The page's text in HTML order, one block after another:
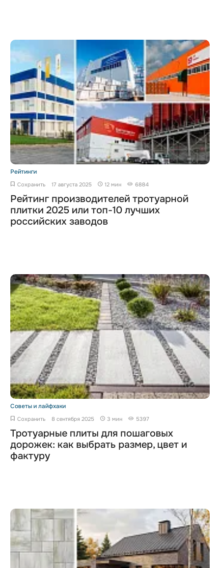
Рейтинги
Сохранить 17 августа 2025 12 мин 6884
Рейтинг производителей тротуарной
плитки 2025 или топ-10 лучших
российских заводов
Советы и лайфхаки
Сохранить 8 сентября 2025 3 мин 5397
Тротуарные плиты для пошаговых
дорожек: как выбрать размер, цвет и
фактуру